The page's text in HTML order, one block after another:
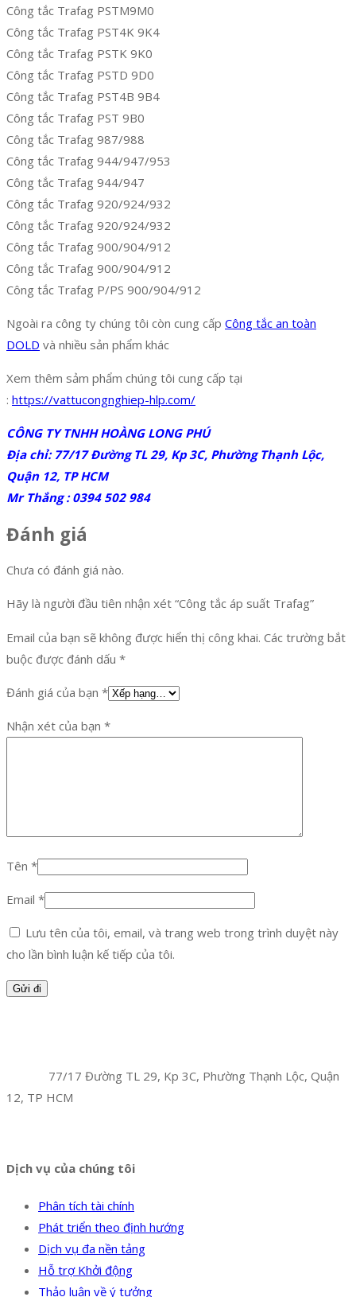
Công tắc Trafag PSTM9M0
Công tắc Trafag PST4K 9K4
Công tắc Trafag PSTK 9K0
Công tắc Trafag PSTD 9D0
Công tắc Trafag PST4B 9B4
Công tắc Trafag PST 9B0
Công tắc Trafag 987/988
Công tắc Trafag 944/947/953
Công tắc Trafag 944/947
Công tắc Trafag 920/924/932
Công tắc Trafag 920/924/932
Công tắc Trafag 900/904/912
Công tắc Trafag 900/904/912
Công tắc Trafag P/PS 900/904/912
Ngoài ra công ty chúng tôi còn cung cấp Công tắc an toàn
DOLD và nhiều sản phẩm khác
Xem thêm sảm phẩm chúng tôi cung cấp tại
: https://vattucongnghiep-hlp.com/
CÔNG TY TNHH HOÀNG LONG PHÚ
Địa chỉ: 77/17 Đường TL 29, Kp 3C, Phường Thạnh Lộc,
Quận 12, TP HCM
Mr Thắng : 0394 502 984
Đánh giá
Chưa có đánh giá nào.
Hãy là người đầu tiên nhận xét “Công tắc áp suất Trafag”
Email của bạn sẽ không được hiển thị công khai. Các trường bắt
buộc được đánh dấu *
Đánh giá của bạn *
Nhận xét của bạn *
Tên *
Email *
Lưu tên của tôi, email, và trang web trong trình duyệt này
cho lần bình luận kế tiếp của tôi.
77/17 Đường TL 29, Kp 3C, Phường Thạnh Lộc, Quận
12, TP HCM
Dịch vụ của chúng tôi
Phân tích tài chính
Phát triển theo định hướng
Dịch vụ đa nền tảng
Hỗ trợ Khởi động
Thảo luận về ý tưởng